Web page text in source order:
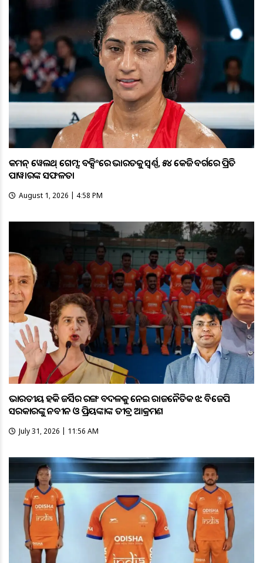
କମନ୍ ୱେଲଥ୍ ଗେମ୍ସ: ବକ୍ସିଂରେ ଭାରତକୁ ସ୍ବର୍ଣ୍ଣ, ୫୪ କେଜି ବର୍ଗରେ ପ୍ରିତି
ପାୱାରଙ୍କ ସଫଳତା
August 1, 2026 | 4:58 PM
ଭାରତୀୟ ହକି ଜର୍ସିର ରଙ୍ଗ ବଦଳକୁ ନେଇ ରାଜନୈତିକ ଝଡ଼: ବିଜେପି
ସରକାରଙ୍କୁ ନବୀନ ଓ ପ୍ରିୟଙ୍କାଙ୍କ ତୀବ୍ର ଆକ୍ରମଣ
July 31, 2026 | 11:56 AM